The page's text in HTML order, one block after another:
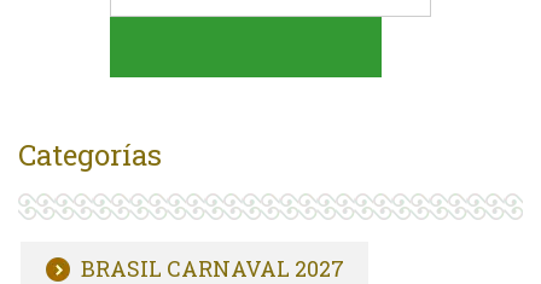
Categorías
BRASIL CARNAVAL 2027